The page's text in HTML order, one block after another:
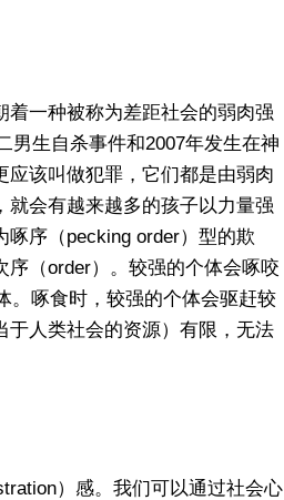
一种被称为差距社会的弱肉强
男生自杀事件和2007年发生在神
应该叫做犯罪，它们都是由弱肉
会有越来越多的孩子以力量强
序（pecking order）型的欺
（order）。较强的个体会啄咬
。啄食时，较强的个体会驱赶较
于人类社会的资源）有限，无法
）感。我们可以通过社会心